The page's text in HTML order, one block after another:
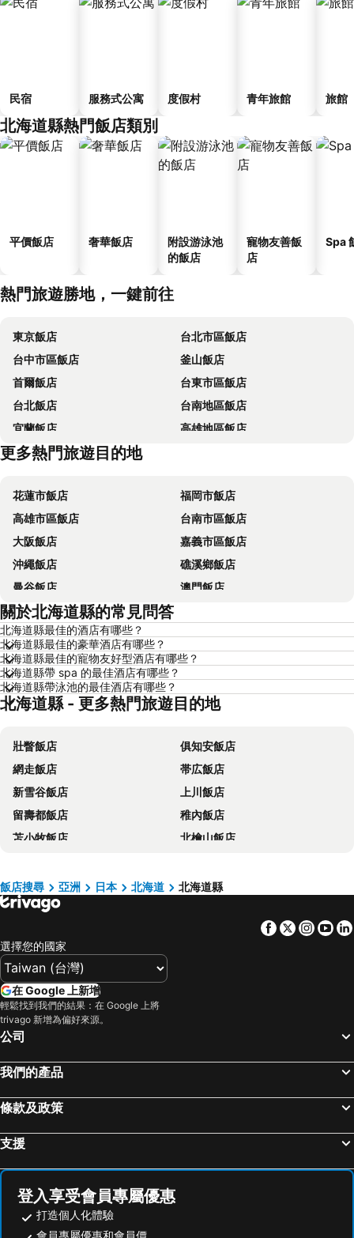
民宿 服務式公寓 度假村 青年旅館 旅館
北海道縣熱門飯店類別
平價飯店 奢華飯店
附設游泳池
的飯店
寵物友善飯
店
Spa
熱門旅遊勝地，一鍵前往
東京飯店
台北市區飯店
台中市區飯店
釜山飯店
首爾飯店
台東市區飯店
台北飯店
台南地區飯店
宜蘭飯店
高雄地區飯店
台東飯店
更多熱門旅遊目的地
花蓮市飯店
福岡市飯店
高雄市區飯店
台南市區飯店
大阪飯店
嘉義市區飯店
沖繩飯店
礁溪鄉飯店
曼谷飯店
澳門飯店
香港飯店
羅東市飯店
板橋區飯店
名古屋飯店
京都飯店
北投飯店
西屯區飯店
花蓮飯店
桃園地區飯店
基隆飯店
新竹地區飯店
澎湖飯店
苗栗縣飯店
金門飯店
彰化地區飯店
雲林飯店
台灣飯店
近畿飯店
澳門飯店
濟州飯店
京都府飯店
關於北海道縣的常見問答
北海道縣最佳的酒店有哪些？
北海道縣最佳的豪華酒店有哪些？
北海道縣最佳的寵物友好型酒店有哪些？
北海道縣帶 spa 的最佳酒店有哪些？
北海道縣帶泳池的最佳酒店有哪些？
北海道縣 - 更多熱門旅遊目的地
壯瞥飯店
俱知安飯店
網走飯店
帯広飯店
新雪谷飯店
上川飯店
留壽都飯店
稚內飯店
苫小牧飯店
北檜山飯店
室蘭飯店
根室飯店
北見飯店
Hokuto飯店
Toyora飯店
紋別飯店
羅臼飯店
中富良野飯店
新得飯店
Naganuma飯店
Minamifurano飯店
Ishikari飯店
岩見沢飯店
飯店搜尋 亞洲 日本 北海道 北海道縣
Facebook
Twitter
選擇您的國家
在 Google 上新增
輕鬆找到我們的結果：在 Google 上將
trivago 新增為偏好來源。
公司
我們的產品
條款及政策
支援
登入享受會員專屬優惠
打造個人化體驗
會員專屬優惠和會員價